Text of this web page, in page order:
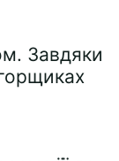
Завдяки